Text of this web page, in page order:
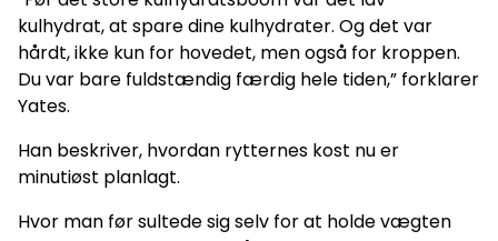
kulhydrat, at spare dine kulhydrater. Og det var
hårdt, ikke kun for hovedet, men også for kroppen.
Du var bare fuldstændig færdig hele tiden,” forklarer
Yates.
Han beskriver, hvordan rytternes kost nu er
minutiøst planlagt.
Hvor man før sultede sig selv for at holde vægten